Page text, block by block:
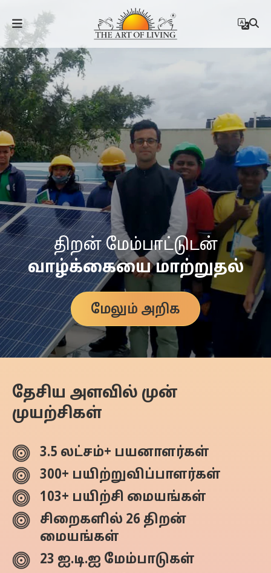
திறன் மேம்பாட்டுடன்
வாழ்க்கையை மாற்றுதல்
மேலும் அறிக
தேசிய அளவில் முன்
முயற்சிகள்
3.5 லட்சம்+ பயனாளர்கள்
300+ பயிற்றுவிப்பாளர்கள்
103+ பயிற்சி மையங்கள்
சிறைகளில் 26 திறன்
மையங்கள்
23 ஐ.டி.ஐ மேம்பாடுகள்